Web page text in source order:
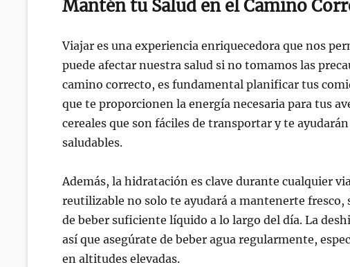
Mantén tu Salud en el Camino
Viajar es una experiencia enriquecedora que nos
puede afectar nuestra salud si no tomamos las
camino correcto, es fundamental planificar tus
que te proporcionen la energía necesaria para tus
cereales que son fáciles de transportar y te
saludables.
Además, la hidratación es clave durante cualquier
reutilizable no solo te ayudará a mantenerte
de beber suficiente líquido a lo largo del día. La
así que asegúrate de beber agua regularmente,
en altitudes elevadas.